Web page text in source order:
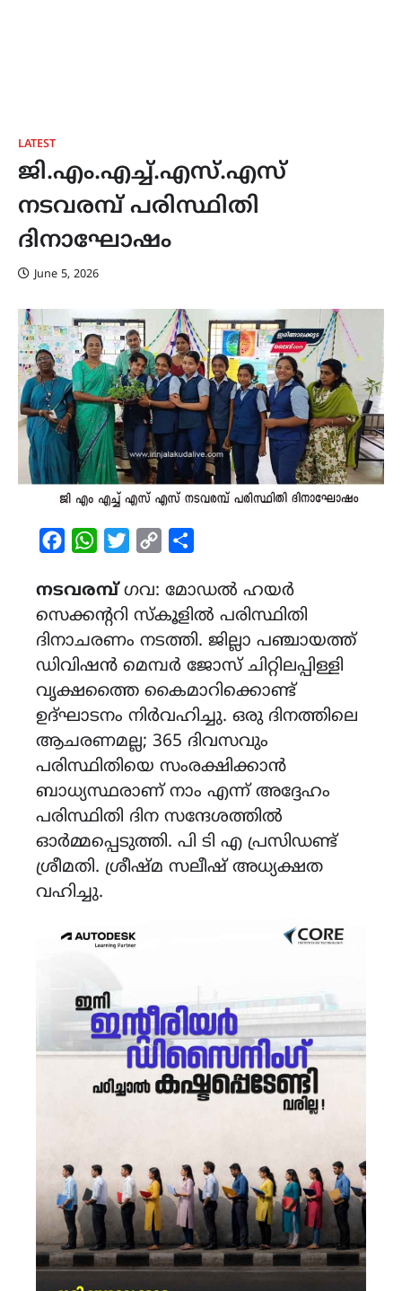
LATEST
ജി.എം.എച്ച്.എസ്.എസ്
നടവരമ്പ് പരിസ്ഥിതി
ദിനാഘോഷം
June 5, 2026
FacebookWhatsAppTwitterCopy
നടവരമ്പ്ഗവ: മോഡൽ ഹയർ
സെക്കൻ്ററി സ്കൂളിൽ പരിസ്ഥിതി
ദിനാചരണം നടത്തി. ജില്ലാ പഞ്ചായത്ത്
ഡിവിഷൻ മെമ്പർ ജോസ് ചിറ്റിലപ്പിള്ളി
വൃക്ഷത്തൈ കൈമാറിക്കൊണ്ട്
ഉദ്ഘാടനം നിർവഹിച്ചു. ഒരു ദിനത്തിലെ
ആചരണമല്ല; 365 ദിവസവും
പരിസ്ഥിതിയെ സംരക്ഷിക്കാൻ
ബാധ്യസ്ഥരാണ് നാം എന്ന് അദ്ദേഹം
പരിസ്ഥിതി ദിന സന്ദേശത്തിൽ
ഓർമ്മപ്പെടുത്തി. പി ടി എ പ്രസിഡണ്ട്
ശ്രീമതി. ശ്രീഷ്മ സലീഷ് അധ്യക്ഷത
വഹിച്ചു.